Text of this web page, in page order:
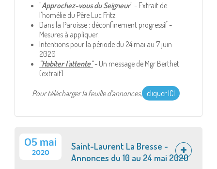
"Approchez-vous du Seigneur" - Extrait de
l'homélie du Père Luc Fritz.
Dans la Paroisse : déconfinement progressif -
Mesures à appliquer.
Intentions pour la période du 24 mai au 7 juin
2020
"Habiter l'attente"- Un message de Mgr Berthet
(extrait).
Pour télécharger la feuille d'annonces, cliquer ICI
05 mai
2020
Saint-Laurent La Bresse -
Annonces du 10 au 24 mai 2020